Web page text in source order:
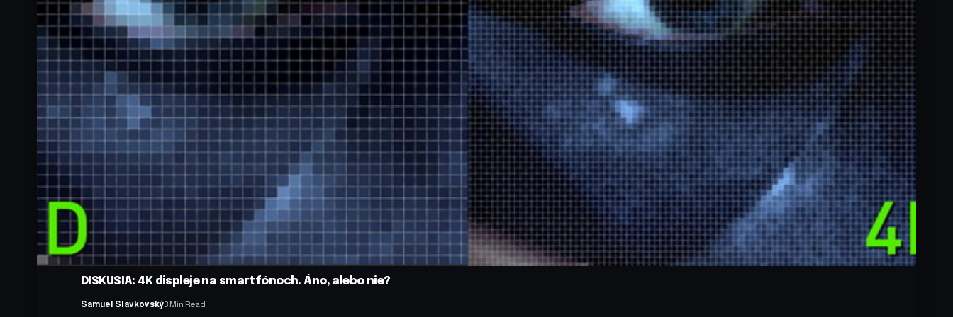
DISKUSIA: 4K displeje na smartfónoch. Áno, alebo nie?
Samuel Slavkovský3 Min Read